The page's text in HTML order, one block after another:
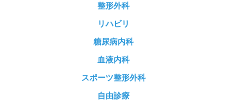
整形外科
リハビリ
糖尿病内科
血液内科
スポーツ整形外科
自由診療